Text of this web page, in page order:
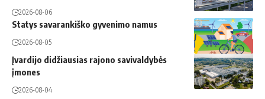
2026-08-06
Statys savarankiško gyvenimo namus
2026-08-05
Įvardijo didžiausias rajono savivaldybės
įmones
2026-08-04